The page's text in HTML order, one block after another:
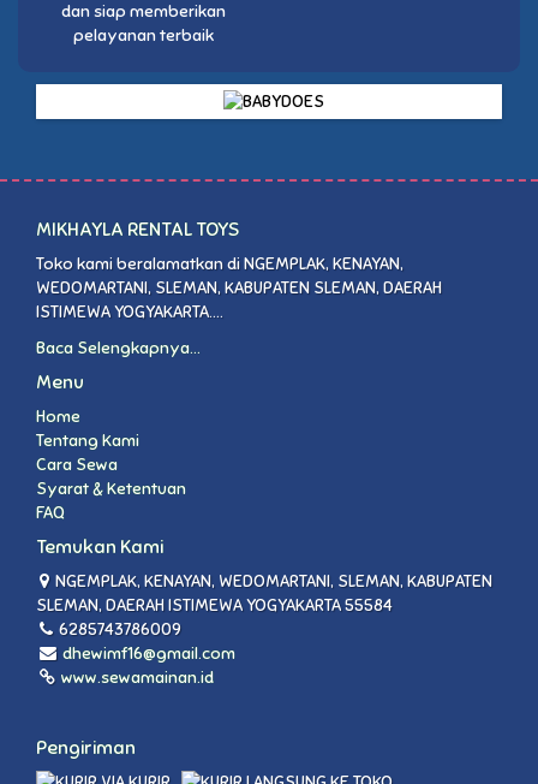
dan siap memberikan
pelayanan terbaik
MIKHAYLA RENTAL TOYS
Toko kami beralamatkan di NGEMPLAK, KENAYAN,
WEDOMARTANI, SLEMAN, KABUPATEN SLEMAN, DAERAH
ISTIMEWA YOGYAKARTA....
Baca Selengkapnya...
Menu
Home
Tentang Kami
Cara Sewa
Syarat & Ketentuan
FAQ
Temukan Kami
NGEMPLAK, KENAYAN, WEDOMARTANI, SLEMAN, KABUPATEN
SLEMAN, DAERAH ISTIMEWA YOGYAKARTA 55584
6285743786009
dhewimf16@gmail.com
www.sewamainan.id
Pengiriman